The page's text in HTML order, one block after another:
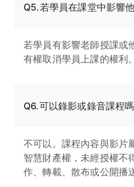
Q5.若學員在課堂中影響
若學員有影響老師授課或
有權取消學員上課的權利。
Q6.可以錄影或錄音課程
不可以。課程內容與影片
智慧財產權，未經授權不
作、轉載、散布或公開播